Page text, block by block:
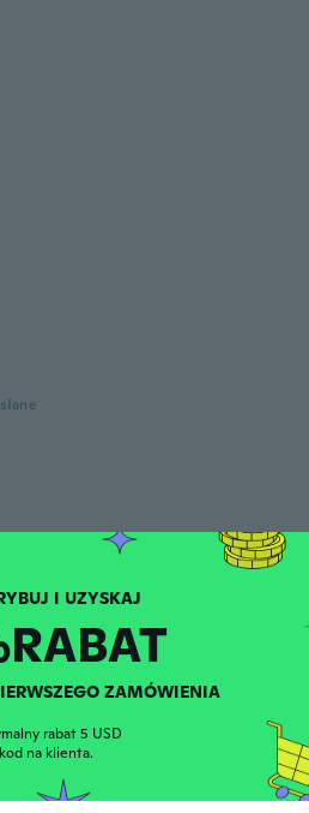
ZAMÓWIENIA
rabat 5 USD
na klienta.